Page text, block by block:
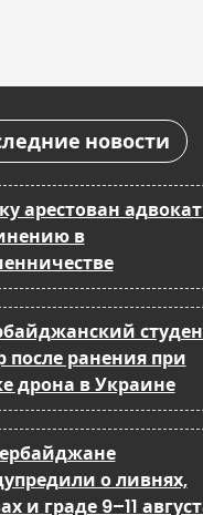
новости
арестован
в
после ранения при
дрона в Украине
о ливнях,
и граде 9–11